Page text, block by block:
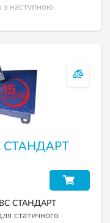
з наступною
Вага
торгівлі, пошти,
— 1000 кг,
— 1200х1500
СТАНДАРТ
СТАНДАРТ
статичного